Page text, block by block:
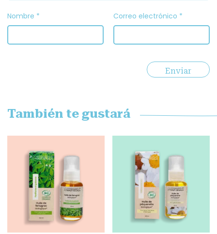
Nombre * Correo electrónico *
También te gustará